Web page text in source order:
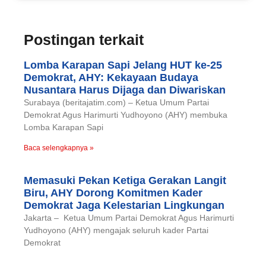
Postingan terkait
Lomba Karapan Sapi Jelang HUT ke-25
Demokrat, AHY: Kekayaan Budaya
Nusantara Harus Dijaga dan Diwariskan
Surabaya (beritajatim.com) – Ketua Umum Partai
Demokrat Agus Harimurti Yudhoyono (AHY) membuka
Lomba Karapan Sapi
Baca selengkapnya »
Memasuki Pekan Ketiga Gerakan Langit
Biru, AHY Dorong Komitmen Kader
Demokrat Jaga Kelestarian Lingkungan
Jakarta – Ketua Umum Partai Demokrat Agus Harimurti
Yudhoyono (AHY) mengajak seluruh kader Partai
Demokrat